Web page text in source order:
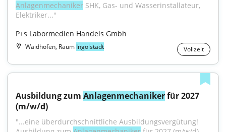
Anlagenmechaniker SHK, Gas- und Wasserinstallateur,
Elektriker..."
P+s Labormedien Handels Gmbh
Waidhofen, Raum Ingolstadt Vollzeit
Ausbildung zum Anlagenmechaniker für 2027
(m/w/d)
"...eine überdurchschnittliche Ausbildungsvergütung!